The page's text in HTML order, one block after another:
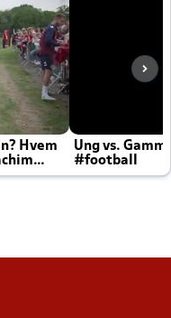
Hvem
Ung vs.
#football